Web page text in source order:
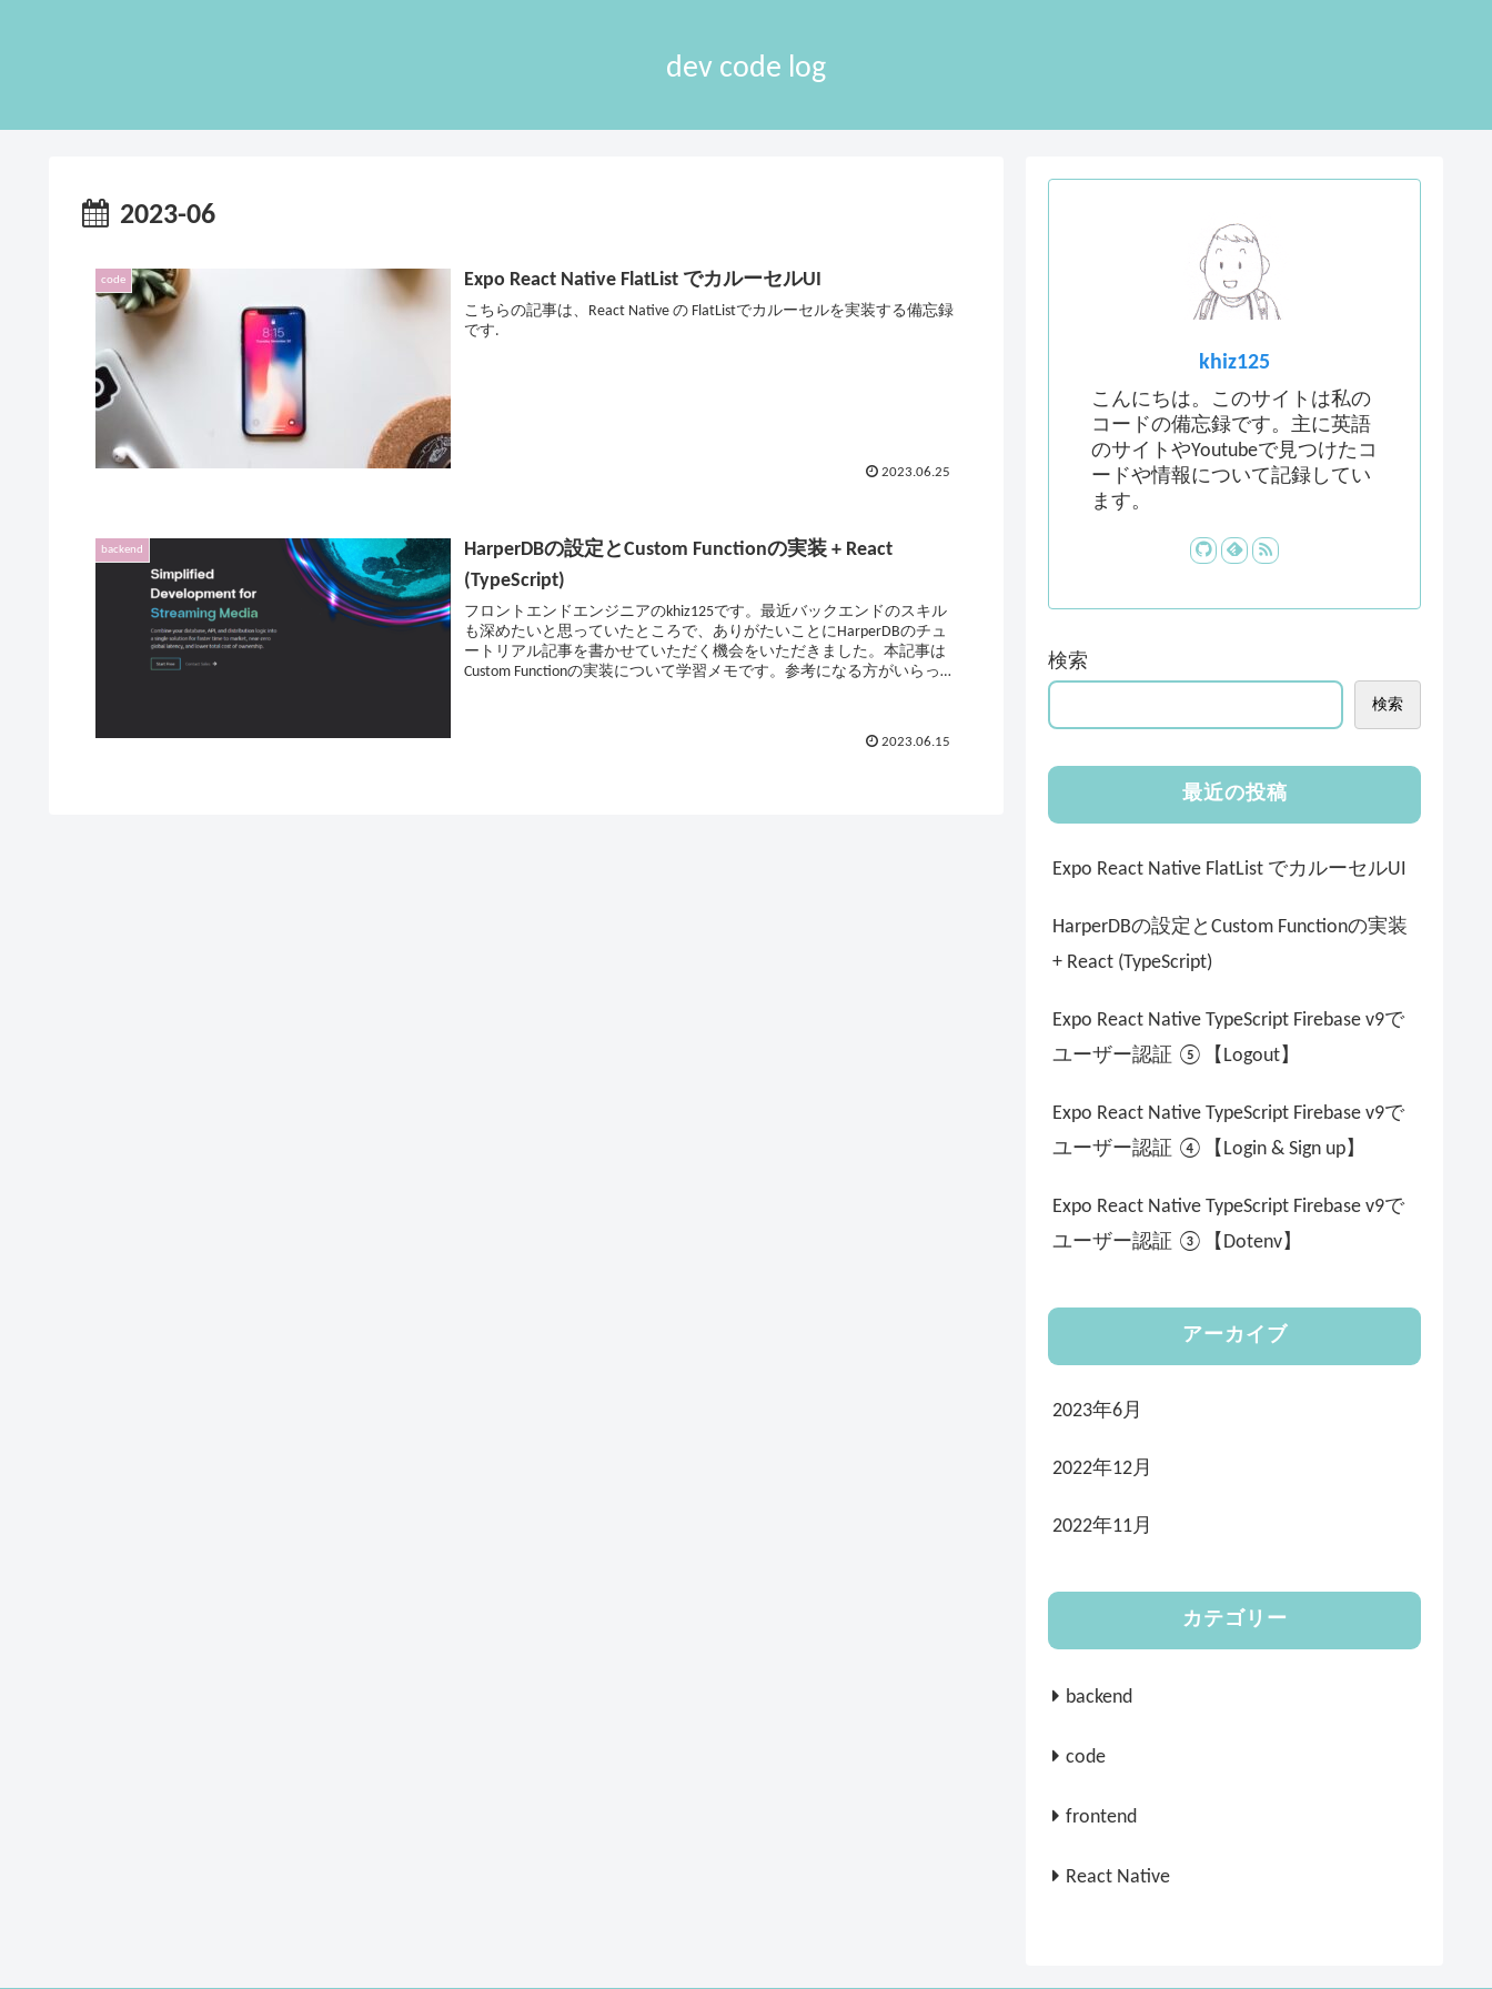
dev code log
2023-06
code Expo React Native FlatList でカルーセルUI
こちらの記事は、React Native の FlatListでカルーセルを実装する備忘録
です.
2023.06.25
backend
HarperDBの設定とCustom Functionの実装 + React
(TypeScript)
フロントエンドエンジニアのkhiz125です。最近バックエンドのスキル
も深めたいと思っていたところで、ありがたいことにHarperDBのチュ
ートリアル記事を書かせていただく機会をいただきました。本記事は
Custom Functionの実装について学習メモです。参考になる方がいらっし
2023.06.15
khiz125
こんにちは。このサイトは私の
コードの備忘録です。主に英語
のサイトやYoutubeで見つけたコ
ードや情報について記録してい
ます。
検索
検索
最近の投稿
Expo React Native FlatList でカルーセルUI
HarperDBの設定とCustom Functionの実装
+ React (TypeScript)
Expo React Native TypeScript Firebase v9で
ユーザー認証 ⑤【Logout】
Expo React Native TypeScript Firebase v9で
ユーザー認証 ④【Login & Sign up】
Expo React Native TypeScript Firebase v9で
ユーザー認証 ③【Dotenv】
アーカイブ
2023年6月
2022年12月
2022年11月
カテゴリー
backend
code
frontend
React Native